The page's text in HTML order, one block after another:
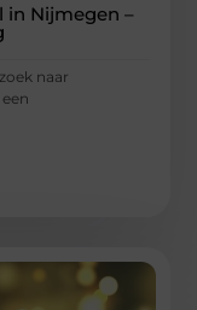
in Nijmegen –
naar